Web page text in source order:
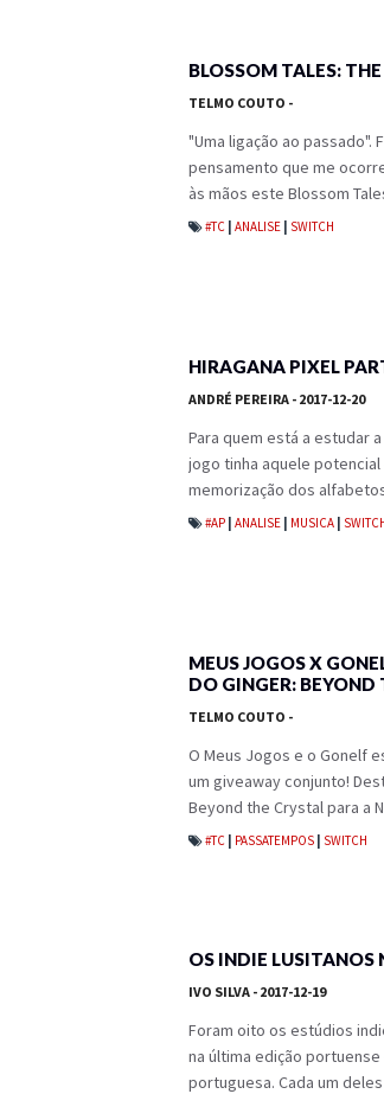
BLOSSOM TALES:
TELMO COUTO -
"Uma ligação ao passado".
pensamento que me
às mãos este Blossom
#TC ANALISE SWITCH
HIRAGANA PIXEL
ANDRÉ PEREIRA - 2017-12-20
Para quem está a estudar
jogo tinha aquele
memorização dos
#AP ANALISE MUSICA
MEUS JOGOS X
DO GINGER: BEYOND
TELMO COUTO -
O Meus Jogos e o Gonelf
um giveaway conjunto!
Beyond the Crystal para a
#TC PASSATEMPOS SWITCH
OS INDIE LUSITANOS
IVO SILVA - 2017-12-19
Foram oito os estúdios
na última edição portuense
portuguesa. Cada um